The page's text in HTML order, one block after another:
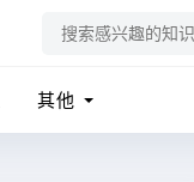
其他